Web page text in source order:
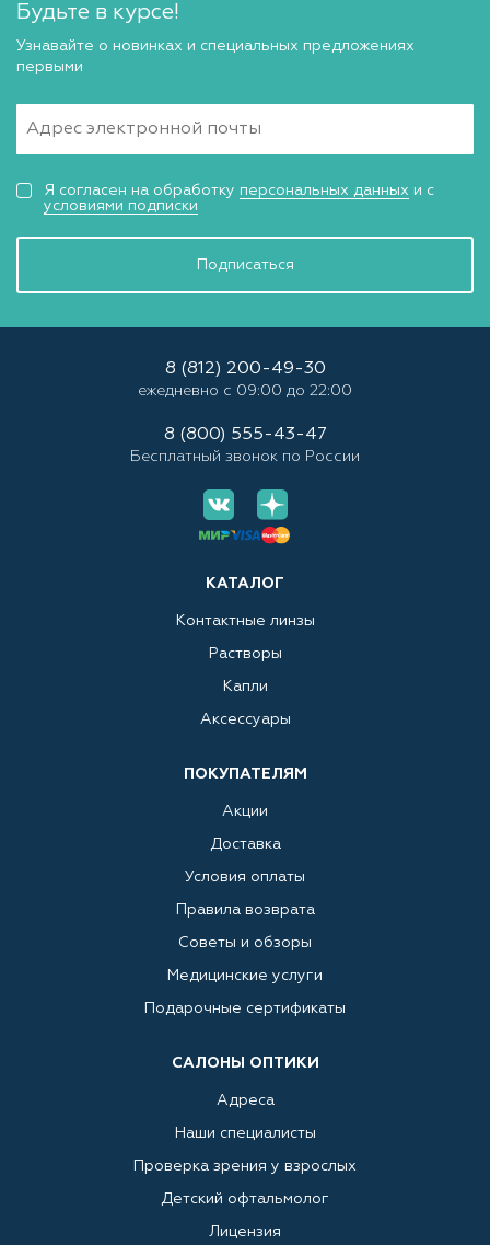
Будьте в курсе!
Узнавайте о новинках и специальных предложениях
первыми
Подписаться
Я согласен на обработку персональных данных и с
условиями подписки
КАТАЛОГ
Контактные линзы
Растворы
Капли
Аксессуары
ПОКУПАТЕЛЯМ
Акции
Доставка
Условия оплаты
Правила возврата
Советы и обзоры
Медицинские услуги
Подарочные сертификаты
САЛОНЫ ОПТИКИ
Адреса
Наши специалисты
Проверка зрения у взрослых
Детский офтальмолог
Лицензия
8 (812) 200-49-30
ежедневно с 09:00 до 22:00
8 (800) 555-43-47
Бесплатный звонок по России